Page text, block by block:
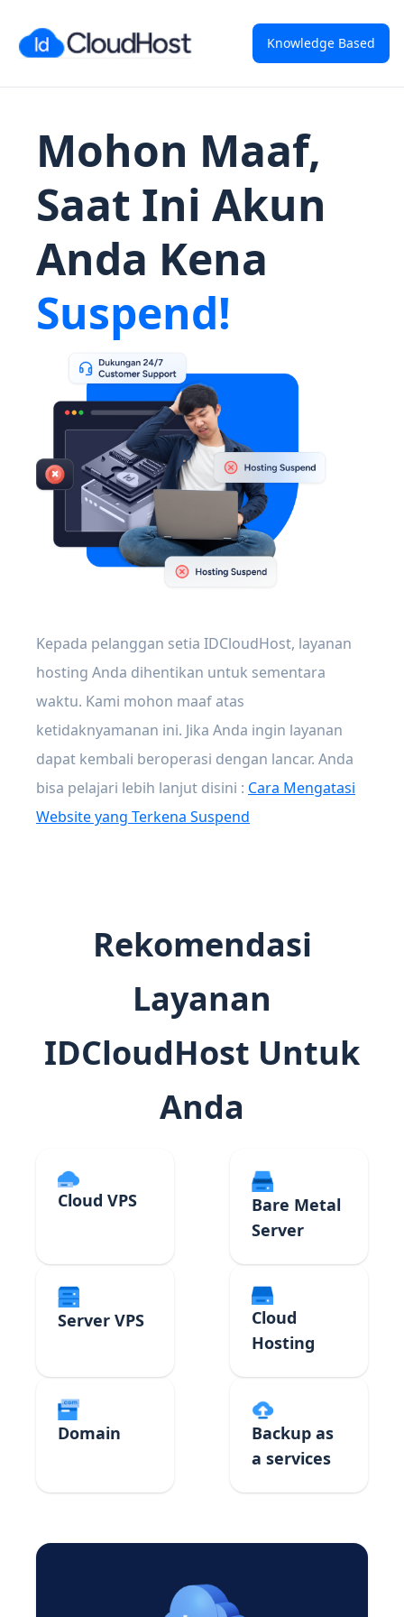
Knowledge Based
Mohon Maaf,
Saat Ini Akun
Anda Kena
Suspend!
Kepada pelanggan setia IDCloudHost, layanan
hosting Anda dihentikan untuk sementara
waktu. Kami mohon maaf atas
ketidaknyamanan ini. Jika Anda ingin layanan
dapat kembali beroperasi dengan lancar. Anda
bisa pelajari lebih lanjut disini : Cara Mengatasi
Website yang Terkena Suspend
Rekomendasi
Layanan
IDCloudHost Untuk
Anda
Cloud VPS
Bare Metal
Server
Server VPS
Cloud
Hosting
Domain
Backup as
a services